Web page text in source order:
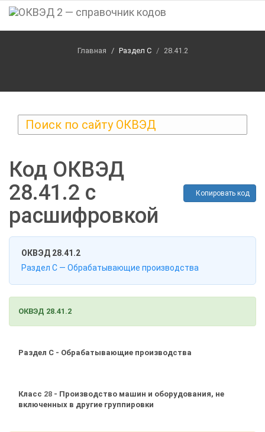
Главная(current)Раздел C 28.41.2
Код ОКВЭД
28.41.2 с
расшифровкой
Копировать код
ОКВЭД 28.41.2
Раздел C — Обрабатывающие производства
ОКВЭД 28.41.2
Раздел C - Обрабатывающие производства
Класс 28 - Производство машин и оборудования, не
включенных в другие группировки